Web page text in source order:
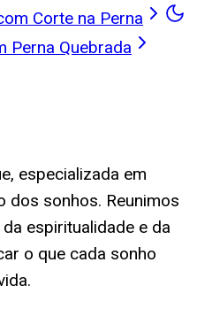
Corte na Perna
Perna Quebrada
especializada em
dos sonhos. Reunimos
espiritualidade e da
o que cada sonho